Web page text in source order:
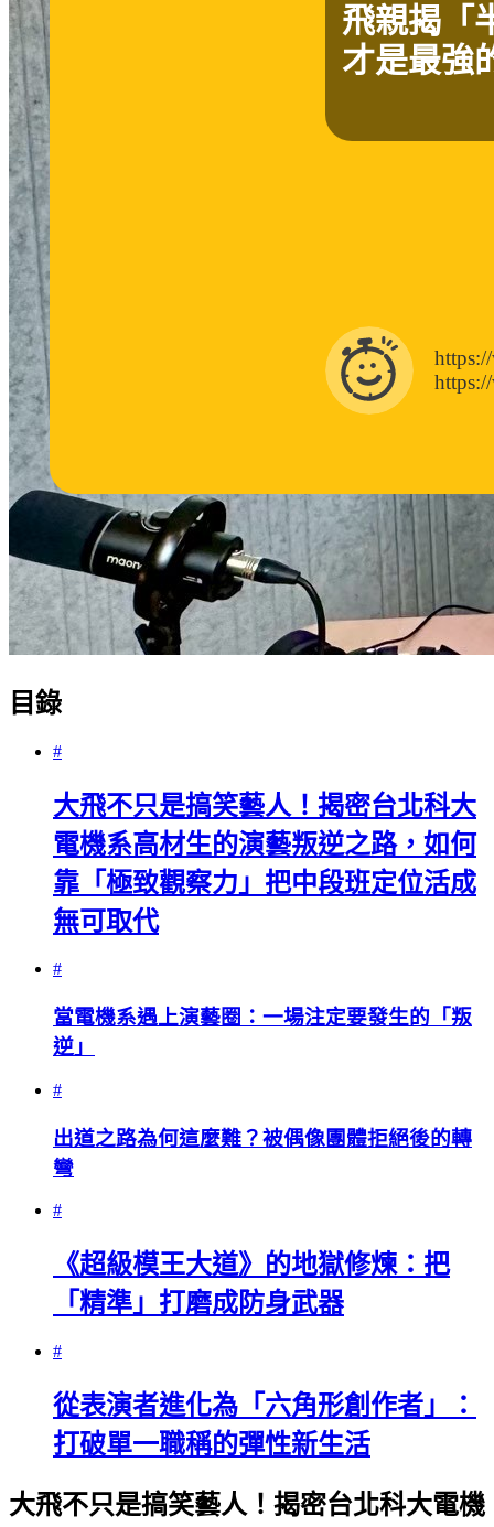
飛親揭「
才是最強
目錄
#
大飛不只是搞笑藝人！揭密台北科大
電機系高材生的演藝叛逆之路，如何
靠「極致觀察力」把中段班定位活成
無可取代
#
當電機系遇上演藝圈：一場注定要發生的「叛
逆」
#
出道之路為何這麼難？被偶像團體拒絕後的轉
彎
#
《超級模王大道》的地獄修煉：把
「精準」打磨成防身武器
#
從表演者進化為「六角形創作者」：
打破單一職稱的彈性新生活
大飛不只是搞笑藝人！揭密台北科大電機